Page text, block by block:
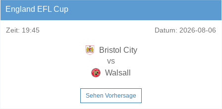
England EFL Cup
Zeit: 19:45 Datum: 2026-08-06
Bristol City
vs
Walsall
Sehen Vorhersage